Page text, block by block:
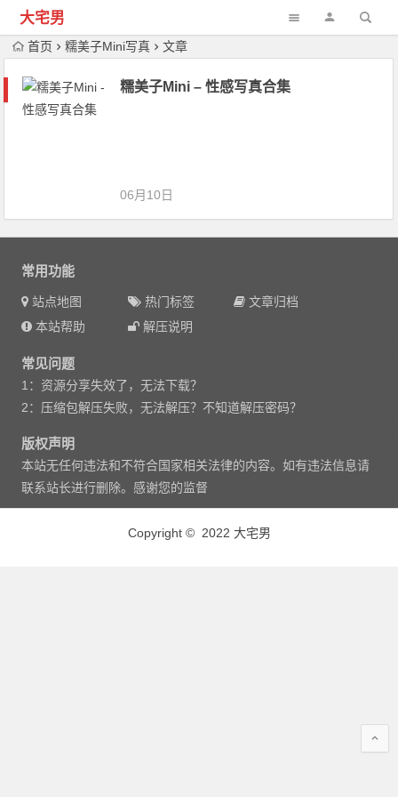
大宅男
首页 糯美子Mini写真 文章
糯美子Mini – 性感写真合集
06月10日
常用功能
站点地图 热门标签
文章归档
本站帮助
解压说明
常见问题
1：资源分享失效了，无法下载？
2：压缩包解压失败，无法解压？不知道解压密码？
版权声明
本站无任何违法和不符合国家相关法律的内容。如有违法信息请
联系站长进行删除。感谢您的监督
Copyright © 2022 大宅男